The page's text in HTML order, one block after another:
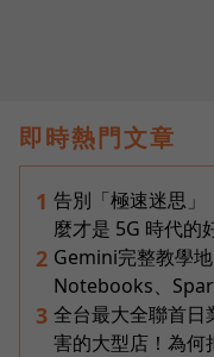
即時熱門文章
1 告別「極速迷思
麼才是 5G 時代的
2 Gemini完整教學
Notebooks、
3 全台最大全聯首日
害的大型店！為何